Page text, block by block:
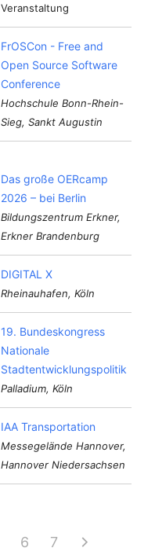
Veranstaltung
FrOSCon - Free and
Open Source Software
Conference
Hochschule Bonn-Rhein-
Sieg, Sankt Augustin
Das große OERcamp
2026 – bei Berlin
Bildungszentrum Erkner,
Erkner Brandenburg
DIGITAL X
Rheinauhafen, Köln
19. Bundeskongress
Nationale
Stadtentwicklungspolitik
Palladium, Köln
IAA Transportation
Messegelände Hannover,
Hannover Niedersachsen
6 7